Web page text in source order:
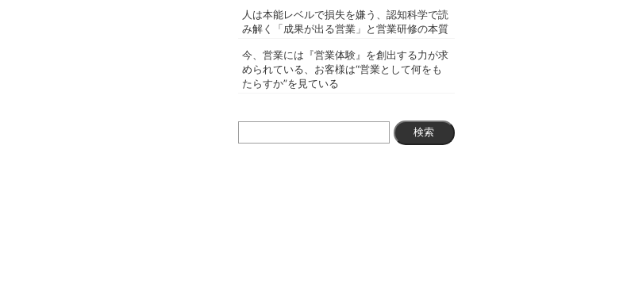
人は本能レベルで損失を嫌う、認知科学で読
み解く「成果が出る営業」と営業研修の本質
今、営業には『営業体験』を創出する力が求
められている、お客様は“営業として何をも
たらすか”を見ている
検
索: